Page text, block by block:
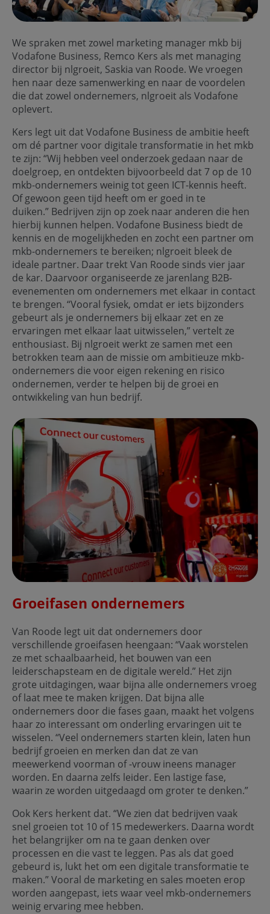
We spraken met zowel marketing manager mkb bij
Vodafone Business, Remco Kers als met managing
director bij nlgroeit, Saskia van Roode. We vroegen
hen naar deze samenwerking en naar de voordelen
die dat zowel ondernemers, nlgroeit als Vodafone
oplevert.
Kers legt uit dat Vodafone Business de ambitie heeft
om dé partner voor digitale transformatie in het mkb
te zijn: “Wij hebben veel onderzoek gedaan naar de
doelgroep, en ontdekten bijvoorbeeld dat 7 op de 10
mkb-ondernemers weinig tot geen ICT-kennis heeft.
Of gewoon geen tijd heeft om er goed in te
duiken.” Bedrijven zijn op zoek naar anderen die hen
hierbij kunnen helpen. Vodafone Business biedt de
kennis en de mogelijkheden en zocht een partner om
mkb-ondernemers te bereiken; nlgroeit bleek de
ideale partner. Daar trekt Van Roode sinds vier jaar
de kar. Daarvoor organiseerde ze jarenlang B2B-
evenementen om ondernemers met elkaar in contact
te brengen. “Vooral fysiek, omdat er iets bijzonders
gebeurt als je ondernemers bij elkaar zet en ze
ervaringen met elkaar laat uitwisselen,” vertelt ze
enthousiast. Bij nlgroeit werkt ze samen met een
betrokken team aan de missie om ambitieuze mkb-
ondernemers die voor eigen rekening en risico
ondernemen, verder te helpen bij de groei en
ontwikkeling van hun bedrijf.
Groeifasen ondernemers
Van Roode legt uit dat ondernemers door
verschillende groeifasen heengaan: “Vaak worstelen
ze met schaalbaarheid, het bouwen van een
leiderschapsteam en de digitale wereld.” Het zijn
grote uitdagingen, waar bijna alle ondernemers vroeg
of laat mee te maken krijgen. Dat bijna alle
ondernemers door die fases gaan, maakt het volgens
haar zo interessant om onderling ervaringen uit te
wisselen. “Veel ondernemers starten klein, laten hun
bedrijf groeien en merken dan dat ze van
meewerkend voorman of -vrouw ineens manager
worden. En daarna zelfs leider. Een lastige fase,
waarin ze worden uitgedaagd om groter te denken.”
Ook Kers herkent dat. “We zien dat bedrijven vaak
snel groeien tot 10 of 15 medewerkers. Daarna wordt
het belangrijker om na te gaan denken over
processen en die vast te leggen. Pas als dat goed
gebeurd is, lukt het om een digitale transformatie te
maken.” Vooral de marketing en sales moeten erop
worden aangepast, iets waar veel mkb-ondernemers
weinig ervaring mee hebben.